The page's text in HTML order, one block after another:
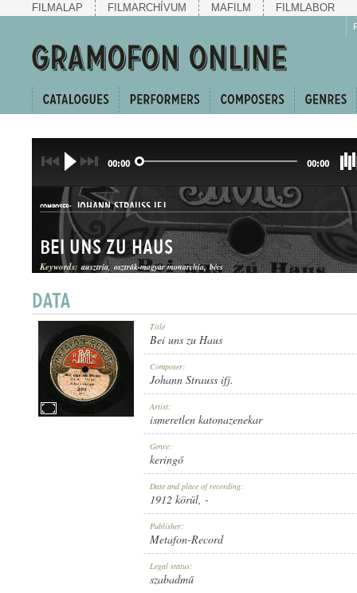
FILMALAP FILMARCHÍVUM MAFILM FILMLABOR
00:00 00:00
COMPOSER: JOHANN STRAUSS IFJ.
KERINGŐ
METAFON-RECORD
Bei uns zu Haus
Keywords: ausztria osztrák-magyar monarchia bécs
Title
Bei uns zu Haus
Composer:
Johann Strauss ifj.
Artist:
ismeretlen katonazenekar
Genre:
keringő
Date and place of recording:
1912 körül, -
Publisher:
Metafon-Record
Legal status:
szabadmű